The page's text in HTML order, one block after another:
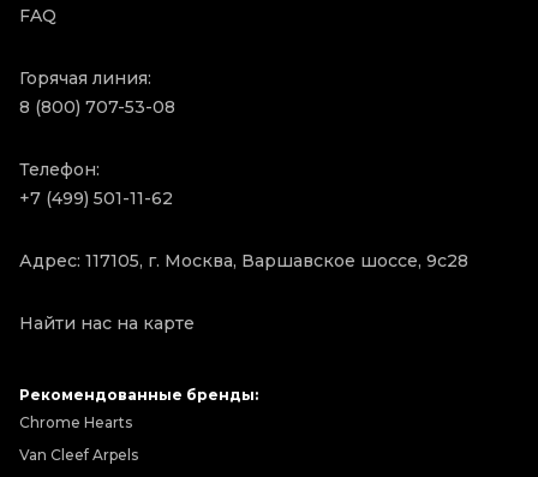
FAQ
Горячая линия:
8 (800) 707-53-08
Телефон:
+7 (499) 501-11-62
Адрес: 117105, г. Москва, Варшавское шоссе, 9с28
Найти нас на карте
Рекомендованные бренды:
Chrome Hearts
Van Cleef Arpels